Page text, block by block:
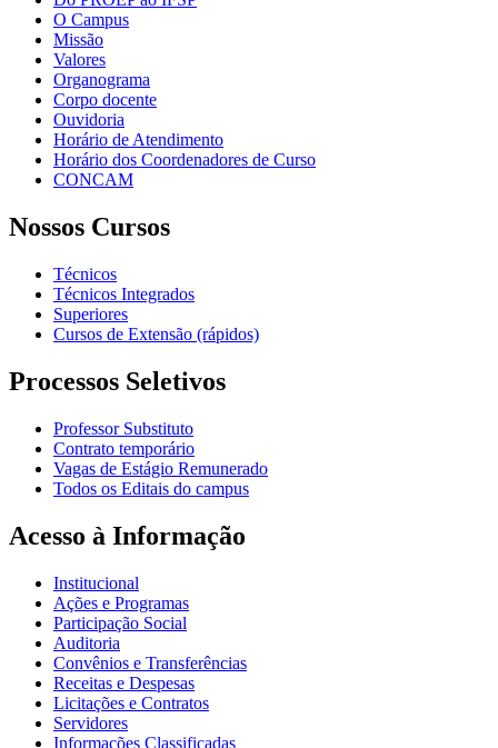
O Campus
Missão
Valores
Organograma
Corpo docente
Ouvidoria
Horário de Atendimento
Horário dos Coordenadores de Curso
CONCAM
Nossos Cursos
Técnicos
Técnicos Integrados
Superiores
Cursos de Extensão (rápidos)
Processos Seletivos
Professor Substituto
Contrato temporário
Vagas de Estágio Remunerado
Todos os Editais do campus
Acesso à Informação
Institucional
Ações e Programas
Participação Social
Auditoria
Convênios e Transferências
Receitas e Despesas
Licitações e Contratos
Servidores
Informações Classificadas